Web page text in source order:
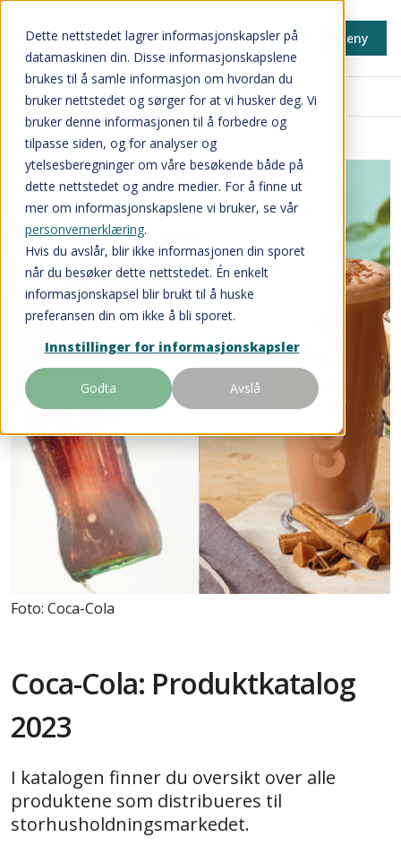
Dette nettstedet lagrer informasjonskapsler på
datamaskinen din. Disse informasjonskapslene
brukes til å samle informasjon om hvordan du
bruker nettstedet og sørger for at vi husker deg. Vi
bruker denne informasjonen til å forbedre og
tilpasse siden, og for analyser og
ytelsesberegninger om våre besøkende både på
dette nettstedet og andre medier. For å finne ut
mer om informasjonskapslene vi bruker, se vår
personvernerklæring.
Hvis du avslår, blir ikke informasjonen din sporet
når du besøker dette nettstedet. Én enkelt
informasjonskapsel blir brukt til å huske
preferansen din om ikke å bli sporet.
Innstillinger for informasjonskapsler
Godta Avslå
Min side Meny
Inspirasjon og nyheter
Foto: Coca-Cola
Coca-Cola: Produktkatalog
2023
I katalogen finner du oversikt over alle
produktene som distribueres til
storhusholdningsmarkedet.